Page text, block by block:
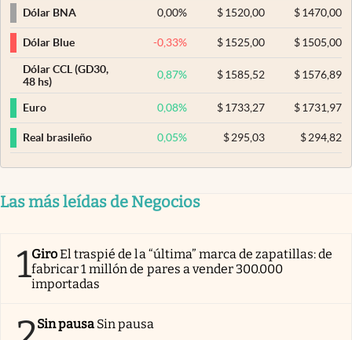
Dólar BNA
0,00% $ 1520,00 $1470,00
Dólar Blue -0,33% $ 1525,00 $1505,00
Dólar CCL (GD30,
48 hs)
0,87% $ 1585,52 $1576,89
Euro 0,08% $ 1733,27 $1731,97
Real brasileño 0,05% $ 295,03 $294,82
Las más leídas de Negocios
1GiroEl traspié de la “última” marca de zapatillas: de
fabricar 1 millón de pares a vender 300.000
importadas
Sin pausa Sin pausa